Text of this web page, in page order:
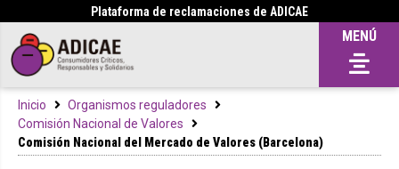
Plataforma de reclamaciones de ADICAE
MENÚ
Inicio
Organismos reguladores
Comisión Nacional de Valores
Comisión Nacional del Mercado de Valores (Barcelona)